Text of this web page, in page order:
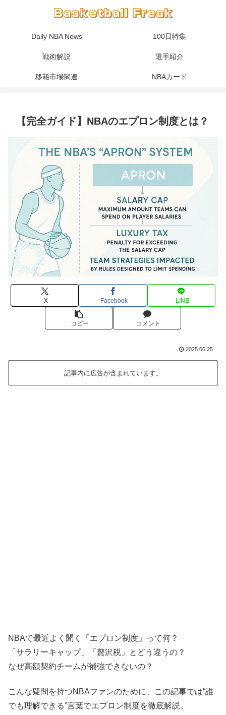
Daily NBA News 100日特集
戦術解説 選手紹介
移籍市場関連 NBAカード
【完全ガイド】NBAのエプロン制度とは？
X Facebook LINE
コピー コメント
2025.06.25
記事内に広告が含まれています。
NBAで最近よく聞く「エプロン制度」って何？
「サラリーキャップ」「贅沢税」とどう違うの？
なぜ高額契約チームが補強できないの？
こんな疑問を持つNBAファンのために、この記事では“誰
でも理解できる”言葉でエプロン制度を徹底解説。